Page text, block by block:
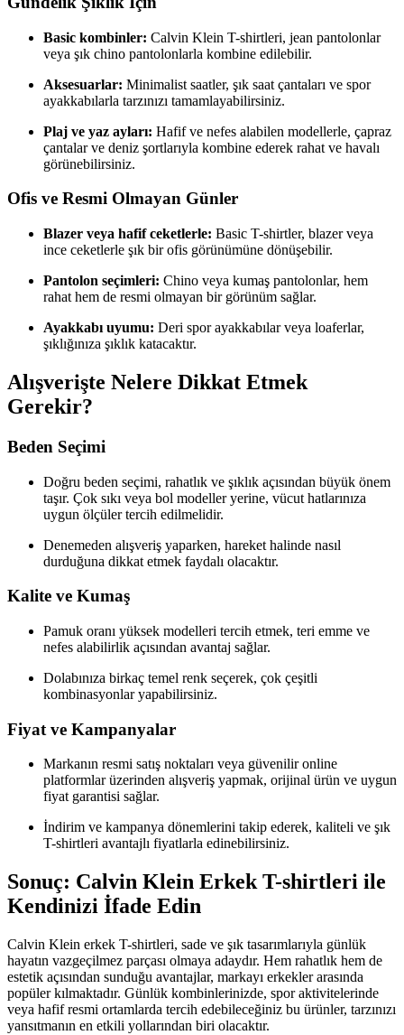
Basic kombinler: Calvin Klein T-shirtleri, jean pantolonlar
veya şık chino pantolonlarla kombine edilebilir.
Aksesuarlar: Minimalist saatler, şık saat çantaları ve spor
ayakkabılarla tarzınızı tamamlayabilirsiniz.
Plaj ve yaz ayları: Hafif ve nefes alabilen modellerle, çapraz
çantalar ve deniz şortlarıyla kombine ederek rahat ve havalı
görünebilirsiniz.
Ofis ve Resmi Olmayan Günler
Blazer veya hafif ceketlerle: Basic T-shirtler, blazer veya
ince ceketlerle şık bir ofis görünümüne dönüşebilir.
Pantolon seçimleri: Chino veya kumaş pantolonlar, hem
rahat hem de resmi olmayan bir görünüm sağlar.
Ayakkabı uyumu: Deri spor ayakkabılar veya loaferlar,
şıklığınıza şıklık katacaktır.
Alışverişte Nelere Dikkat Etmek
Gerekir?
Beden Seçimi
Doğru beden seçimi, rahatlık ve şıklık açısından büyük önem
taşır. Çok sıkı veya bol modeller yerine, vücut hatlarınıza
uygun ölçüler tercih edilmelidir.
Denemeden alışveriş yaparken, hareket halinde nasıl
durduğuna dikkat etmek faydalı olacaktır.
Kalite ve Kumaş
Pamuk oranı yüksek modelleri tercih etmek, teri emme ve
nefes alabilirlik açısından avantaj sağlar.
Dolabınıza birkaç temel renk seçerek, çok çeşitli
kombinasyonlar yapabilirsiniz.
Fiyat ve Kampanyalar
Markanın resmi satış noktaları veya güvenilir online
platformlar üzerinden alışveriş yapmak, orijinal ürün ve uygun
fiyat garantisi sağlar.
İndirim ve kampanya dönemlerini takip ederek, kaliteli ve şık
T-shirtleri avantajlı fiyatlarla edinebilirsiniz.
Sonuç: Calvin Klein Erkek T-shirtleri ile
Kendinizi İfade Edin
Calvin Klein erkek T-shirtleri, sade ve şık tasarımlarıyla günlük
hayatın vazgeçilmez parçası olmaya adaydır. Hem rahatlık hem de
estetik açısından sunduğu avantajlar, markayı erkekler arasında
popüler kılmaktadır. Günlük kombinlerinizde, spor aktivitelerinde
veya hafif resmi ortamlarda tercih edebileceğiniz bu ürünler, tarzınızı
yansıtmanın en etkili yollarından biri olacaktır.